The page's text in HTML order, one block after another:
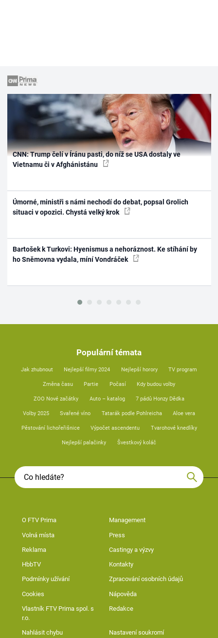
CNN: Trump čelí v Íránu pasti, do níž se USA dostaly ve
Vietnamu či v Afghánistánu
Úmorné, ministři s námi nechodí do debat, popsal Grolich
situaci v opozici. Chystá velký krok
Bartošek k Turkovi: Hyenismus a nehoráznost. Ke stíhání by
ho Sněmovna vydala, míní Vondráček
Populární témata
Jak zhubnout Nejlepší filmy 2024 Nejlepší horory TV program
Změna času Partie Počasí Kdy budou volby
ZOO Nové začátky Auto – katalog 7 pádů Honzy Dědka
Volby 2025 Svařené víno Tatarák podle Pohlreicha Aloe vera
Pěstování lichořeřišnice Výpočet ascendentu Tvarohové knedlíky
Nejlepší palačinky Švestkový koláč
O FTV Prima Management
Volná místa Press
Reklama Castingy a výzvy
HbbTV Kontakty
Podmínky užívání Zpracování osobních údajů
Cookies Nápověda
Vlastník FTV Prima spol. s
r.o.
Redakce
Nahlásit chybu Nastavení soukromí